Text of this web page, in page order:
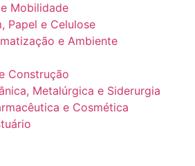
Mobilidade
Papel e Celulose
e Ambiente
Construção
Metalúrgica e Siderurgia
e Cosmética